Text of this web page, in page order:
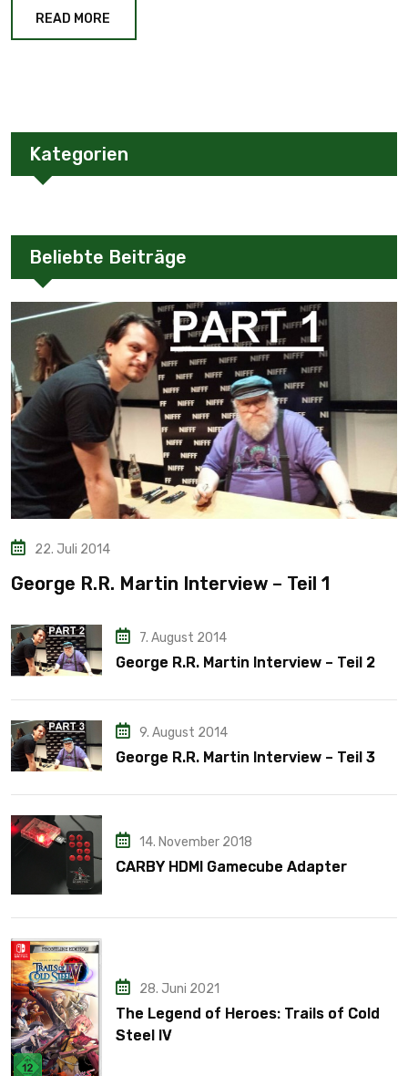
READ MORE
Kategorien
Beliebte Beiträge
22. Juli 2014
George R.R. Martin Interview – Teil 1
7. August 2014
George R.R. Martin Interview – Teil 2
9. August 2014
George R.R. Martin Interview – Teil 3
14. November 2018
CARBY HDMI Gamecube Adapter
28. Juni 2021
The Legend of Heroes: Trails of Cold
Steel IV